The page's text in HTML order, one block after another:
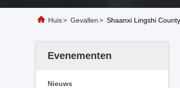
Huis> Gevallen> Shaanxi Lingshi
Evenementen
Nieuws